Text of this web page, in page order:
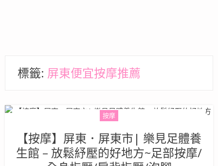
標籤: 屏東便宜按摩推薦
按摩
【按摩】屏東．屏東市| 樂見足體養
生館 – 放鬆紓壓的好地方~足部按摩/